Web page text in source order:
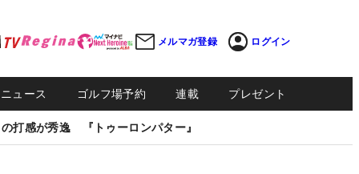
メルマガ登録 ログイン
ュース ゴルフ場予約 連載 プレゼント
打感が秀逸 『トゥーロンパター』